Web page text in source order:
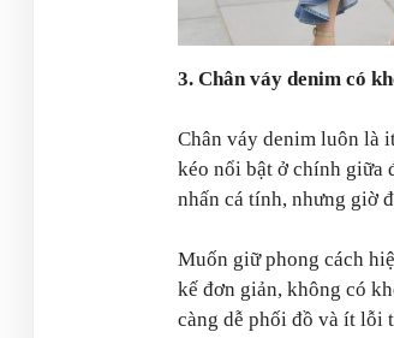
3. Chân váy denim có
Chân váy denim luôn là
kéo nổi bật ở chính giữa
nhấn cá tính, nhưng giờ
Muốn giữ phong cách
kế đơn giản, không có
càng dễ phối đồ và ít lỗi